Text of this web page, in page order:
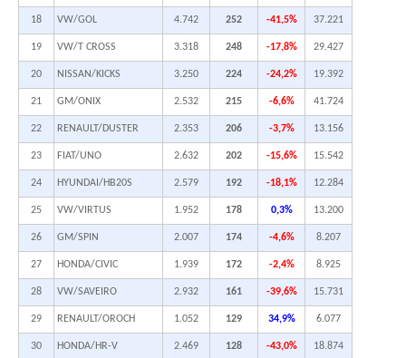
18 VW/GOL 4.742 252 -41,5% 37.221
19 VW/T CROSS 3.318 248 -17,8% 29.427
20 NISSAN/KICKS 3.250 224 -24,2% 19.392
21 GM/ONIX 2.532 215 -6,6% 41.724
22 RENAULT/DUSTER 2.353 206 -3,7% 13.156
23 FIAT/UNO 2.632 202 -15,6% 15.542
24 HYUNDAI/HB20S 2.579 192 -18,1% 12.284
25 VW/VIRTUS 1.952 178 0,3% 13.200
26 GM/SPIN 2.007 174 -4,6% 8.207
27 HONDA/CIVIC 1.939 172 -2,4% 8.925
28 VW/SAVEIRO 2.932 161 -39,6% 15.731
29 RENAULT/OROCH 1.052 129 34,9% 6.077
30 HONDA/HR-V 2.469 128 -43,0% 18.874